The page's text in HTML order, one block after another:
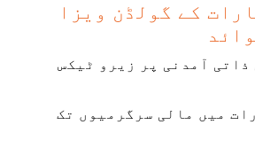
کے گولڈن ویزا
ذاتی آمدنی پر زیرو ٹیکس
میں مالی سرگرمیوں تک